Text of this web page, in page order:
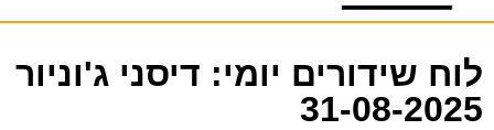
לוח שידורים יומי: דיסני ג'וניור
31-08-2025